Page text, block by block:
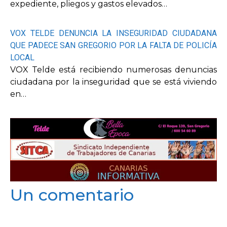
expediente, pliegos y gastos elevados…
VOX TELDE DENUNCIA LA INSEGURIDAD CIUDADANA
QUE PADECE SAN GREGORIO POR LA FALTA DE POLICÍA
LOCAL
VOX Telde está recibiendo numerosas denuncias
ciudadana por la inseguridad que se está viviendo
en…
Un comentario